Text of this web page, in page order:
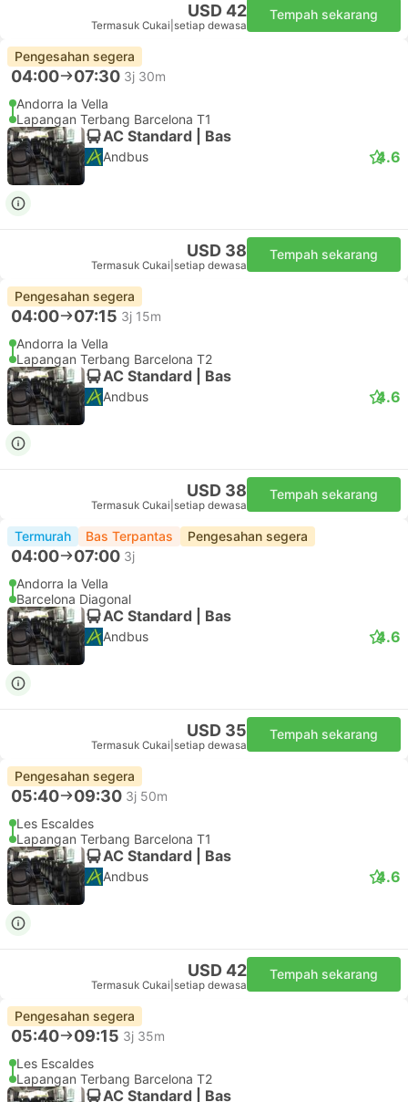
USD 42
Termasuk Cukai setiap dewasa
Tempah sekarang
Pengesahan segera
04:00 07:30 3j 30m
Andorra la Vella
Lapangan Terbang Barcelona T1
AC Standard | Bas
Andbus 4.6
USD 38
Termasuk Cukai setiap dewasa
Tempah sekarang
Pengesahan segera
04:00 07:15 3j 15m
Andorra la Vella
Lapangan Terbang Barcelona T2
AC Standard | Bas
Andbus 4.6
USD 38
Termasuk Cukai setiap dewasa
Tempah sekarang
Termurah Bas Terpantas Pengesahan segera
04:00 07:00 3j
Andorra la Vella
Barcelona Diagonal
AC Standard | Bas
Andbus 4.6
USD 35
Termasuk Cukai setiap dewasa
Tempah sekarang
Pengesahan segera
05:40 09:30 3j 50m
Les Escaldes
Lapangan Terbang Barcelona T1
AC Standard | Bas
Andbus 4.6
USD 42
Termasuk Cukai setiap dewasa
Tempah sekarang
Pengesahan segera
05:40 09:15 3j 35m
Les Escaldes
Lapangan Terbang Barcelona T2
AC Standard | Bas